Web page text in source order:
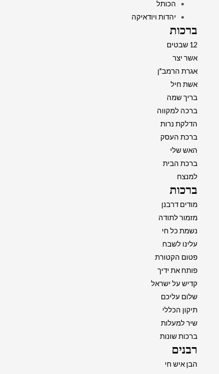
הכותל
יהדות ויודאיקה
ברכות
12 שבטים
אשר יצר
אגרת הרמב"ן
אשת חיל
בריך שמה
ברכה למקווה
הדלקת נרות
ברכת העסק
האש שלי
ברכת הבית
למנצח
ברכות
מודים דרבנן
מזמור לתודה
נשמת כל חי
עלינו לשבח
פטום הקטורת
פותח את ידיך
קדיש על ישראל
שלום עליכם
תיקון הכללי
שיר למעלות
ברכות שונות
רבנים
הבן איש חי